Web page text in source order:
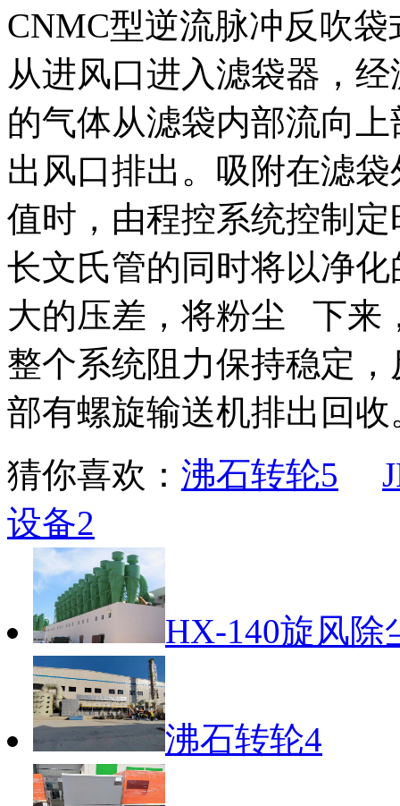
CNMC型逆流脉冲反吹
从进风口进入滤袋器，
的气体从滤袋内部流向
出风口排出。吸附在滤
值时，由程控系统控制
长文氏管的同时将以净
大的压差，将粉尘 下来
整个系统阻力保持稳定
部有螺旋输送机排出回收
猜你喜欢： 沸石转轮5
设备2
HX-140旋风除
沸石转轮4